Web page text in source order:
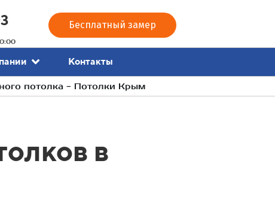
Бесплатный замер
Контакты
потолка - Потолки Крым
в